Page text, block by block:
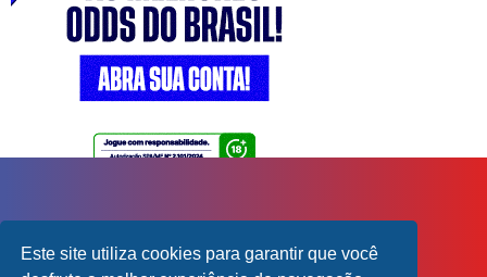
Este site utiliza cookies para garantir que você